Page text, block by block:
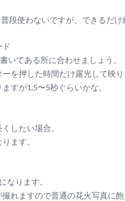
段使わないですが、できるだけ
ド
いてある所に合わせましょう。
を押した時間だけ露光して映り
すが1.5〜5秒ぐらいかな。
したい場合。
ます。
なります。
れますので普通の花火写真に飽